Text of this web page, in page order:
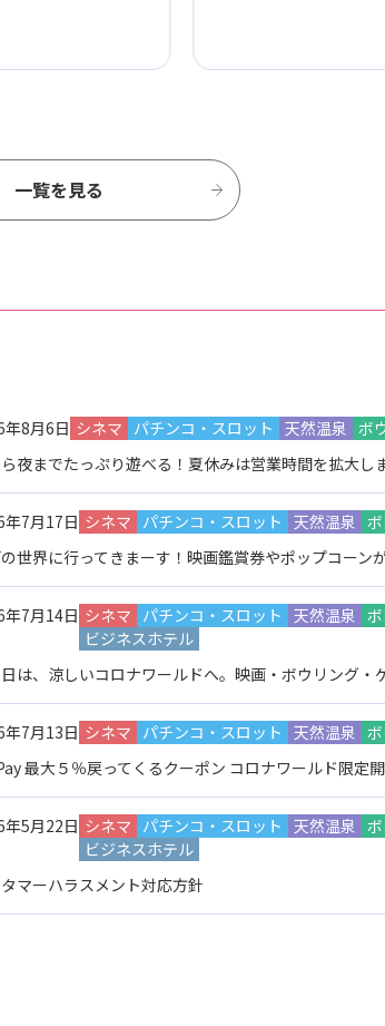
一覧を見る
年8月6日 シネマ パチンコ・スロット 天然温泉 ボ
夜までたっぷり遊べる！夏休みは営業時間を拡大し
年7月17日 シネマ パチンコ・スロット 天然温泉
世界に行ってきまーす！映画鑑賞券やポップコー
年7月14日 シネマ パチンコ・スロット 天然温泉
ビジネスホテル
は、涼しいコロナワールドへ。映画・ボウリング・
年7月13日 シネマ パチンコ・スロット 天然温泉
最大５％戻ってくるクーポン コロナワールド限定
年5月22日 シネマ パチンコ・スロット 天然温泉
ビジネスホテル
マーハラスメント対応方針